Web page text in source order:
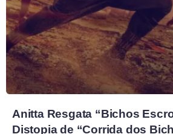
Anitta Resgata “Bichos
Distopia de “Corrida dos